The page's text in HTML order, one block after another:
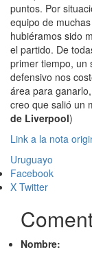
puntos. Por
equipo de
hubiéramos sido
el partido. De
primer tiempo, un
defensivo nos
área para
creo que salió un
de Liverpool)
Link a la nota
Uruguayo
Facebook
X Twitter
Nombre: